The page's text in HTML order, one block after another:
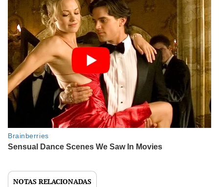
NOTAS RELACIONADAS